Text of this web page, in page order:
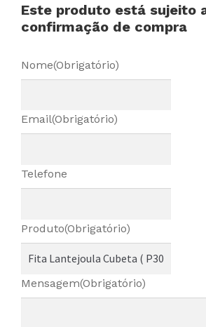
Este produto está sujeito
confirmação de compra
Nome(Obrigatório)
Email(Obrigatório)
Telefone
Produto(Obrigatório)
Mensagem(Obrigatório)